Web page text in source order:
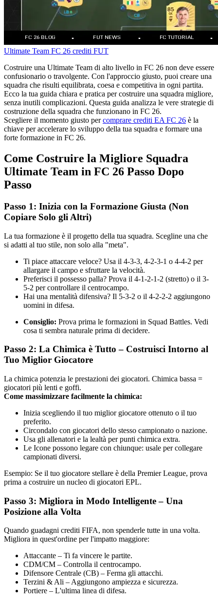
Ultimate Team FC 26 crediti FUT
Costruire una Ultimate Team di alto livello in FC 26 non deve essere
confusionario o travolgente. Con l'approccio giusto, puoi creare una
squadra che risulti equilibrata, coesa e competitiva in ogni partita.
Ecco la tua guida chiara e pratica per costruire una squadra migliore,
senza inutili complicazioni. Questa guida analizza le vere strategie di
costruzione della squadra che funzionano in FC 26.
Scegliere il momento giusto percomprare crediti EA FC 26 è la
chiave per accelerare lo sviluppo della tua squadra e formare una
forte formazione in FC 26.
Come Costruire la Migliore Squadra
Ultimate Team in FC 26 Passo Dopo
Passo
Passo 1: Inizia con la Formazione Giusta (Non
Copiare Solo gli Altri)
La tua formazione è il progetto della tua squadra. Scegline una che
si adatti al tuo stile, non solo alla "meta".
Ti piace attaccare veloce? Usa il 4-3-3, 4-2-3-1 o 4-4-2 per
allargare il campo e sfruttare la velocità.
Preferisci il possesso palla? Prova il 4-1-2-1-2 (stretto) o il 3-
5-2 per controllare il centrocampo.
Hai una mentalità difensiva? Il 5-3-2 o il 4-2-2-2 aggiungono
uomini in difesa.
Consiglio: Prova prima le formazioni in Squad Battles. Vedi
cosa ti sembra naturale prima di decidere.
Passo 2: La Chimica è Tutto – Costruisci Intorno al
Tuo Miglior Giocatore
La chimica potenzia le prestazioni dei giocatori. Chimica bassa =
giocatori più lenti e goffi.
Come massimizzare facilmente la chimica:
Inizia scegliendo il tuo miglior giocatore ottenuto o il tuo
preferito.
Circondalo con giocatori dello stesso campionato o nazione.
Usa gli allenatori e la lealtà per punti chimica extra.
Le Icone possono legare con chiunque: usale per collegare
campionati diversi.
Esempio: Se il tuo giocatore stellare è della Premier League, prova
prima a costruire un nucleo di giocatori EPL.
Passo 3: Migliora in Modo Intelligente – Una
Posizione alla Volta
Quando guadagni crediti FIFA, non spenderle tutte in una volta.
Migliora in quest'ordine per l'impatto maggiore:
Attaccante – Ti fa vincere le partite.
CDM/CM – Controlla il centrocampo.
Difensore Centrale (CB) – Ferma gli attacchi.
Terzini & Ali – Aggiungono ampiezza e sicurezza.
Portiere – L'ultima linea di difesa.